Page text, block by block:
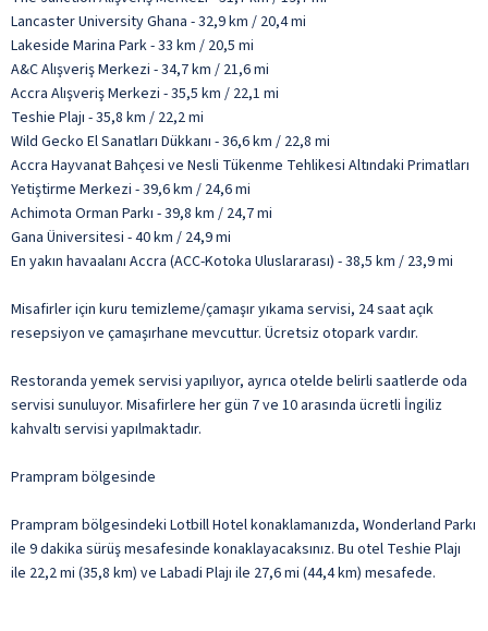
Lancaster University Ghana - 32,9 km / 20,4 mi
Lakeside Marina Park - 33 km / 20,5 mi
A&C Alışveriş Merkezi - 34,7 km / 21,6 mi
Accra Alışveriş Merkezi - 35,5 km / 22,1 mi
Teshie Plajı - 35,8 km / 22,2 mi
Wild Gecko El Sanatları Dükkanı - 36,6 km / 22,8 mi
Accra Hayvanat Bahçesi ve Nesli Tükenme Tehlikesi Altındaki Primatları
Yetiştirme Merkezi - 39,6 km / 24,6 mi
Achimota Orman Parkı - 39,8 km / 24,7 mi
Gana Üniversitesi - 40 km / 24,9 mi
En yakın havaalanı Accra (ACC-Kotoka Uluslararası) - 38,5 km / 23,9 mi
Misafirler için kuru temizleme/çamaşır yıkama servisi, 24 saat açık
resepsiyon ve çamaşırhane mevcuttur. Ücretsiz otopark vardır.
Restoranda yemek servisi yapılıyor, ayrıca otelde belirli saatlerde oda
servisi sunuluyor. Misafirlere her gün 7 ve 10 arasında ücretli İngiliz
kahvaltı servisi yapılmaktadır.
Prampram bölgesinde
Prampram bölgesindeki Lotbill Hotel konaklamanızda, Wonderland Parkı
ile 9 dakika sürüş mesafesinde konaklayacaksınız. Bu otel Teshie Plajı
ile 22,2 mi (35,8 km) ve Labadi Plajı ile 27,6 mi (44,4 km) mesafede.